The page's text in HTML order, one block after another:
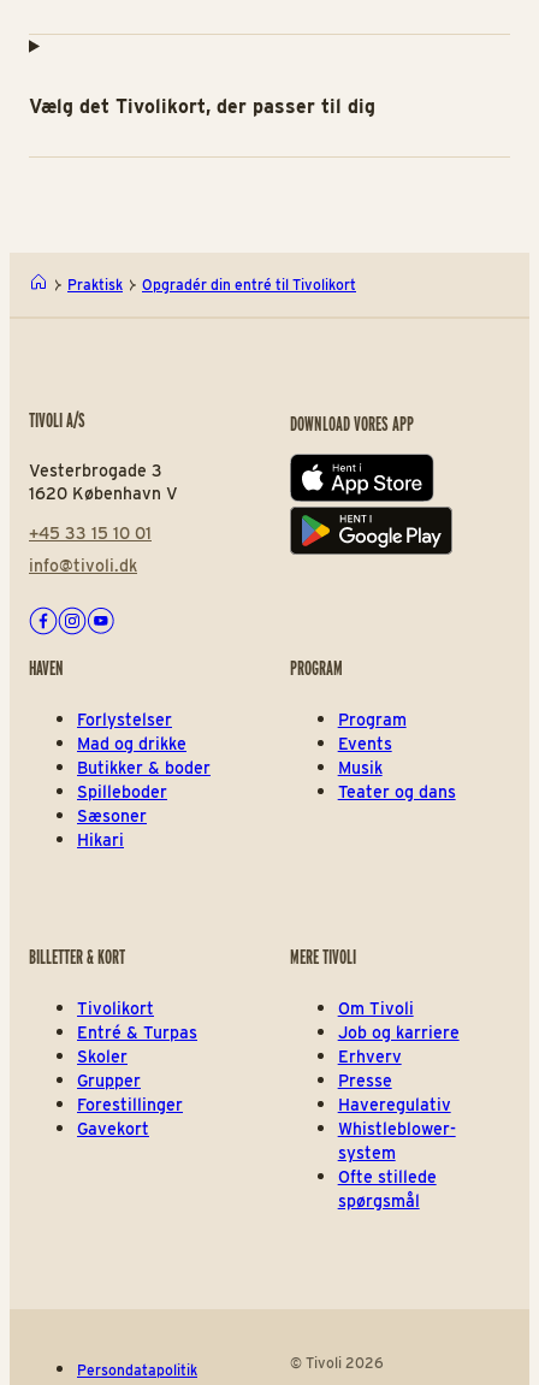
Vælg det Tivolikort, der passer til dig
Praktisk Opgradér din entré til Tivolikort
TIVOLI A/S
Vesterbrogade 3
1620 København V
+45 33 15 10 01
info@tivoli.dk
Facebook
Instagram
Youtube
DOWNLOAD VORES APP
App store
Play store
HAVEN
Forlystelser
Mad og drikke
Butikker & boder
Spilleboder
Sæsoner
Hikari
PROGRAM
Program
Events
Musik
Teater og dans
BILLETTER & KORT
Tivolikort
Entré & Turpas
Skoler
Grupper
Forestillinger
Gavekort
MERE TIVOLI
Om Tivoli
Job og karriere
Erhverv
Presse
Haveregulativ
Whistleblower-
system
Ofte stillede
spørgsmål
Persondatapolitik © Tivoli 2026